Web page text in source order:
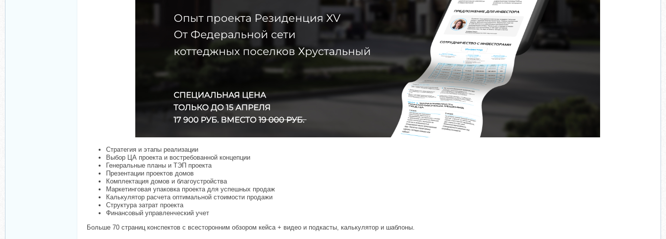
Стратегия и этапы реализации
Выбор ЦА проекта и востребованной концепции
Генеральные планы и ТЭП проекта
Презентации проектов домов
Комплектация домов и благоустройства
Маркетинговая упаковка проекта для успешных продаж
Калькулятор расчета оптимальной стоимости продажи
Структура затрат проекта
Финансовый управленческий учет
Больше 70 страниц конспектов с всесторонним обзором кейса + видео и подкасты, калькулятор и шаблоны.